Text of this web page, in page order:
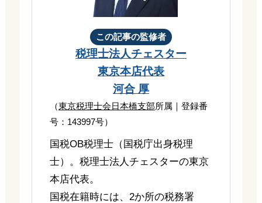
この記事の監修者
税理士法人チェスター
東京本店代表
河合 厚
（東京税理士会日本橋支部所属｜登録番
号：143997号）
国税OB税理士（国税庁出身税理
士）。税理士法人チェスターの東京
本店代表。
国税在籍時には、2か所の税務署